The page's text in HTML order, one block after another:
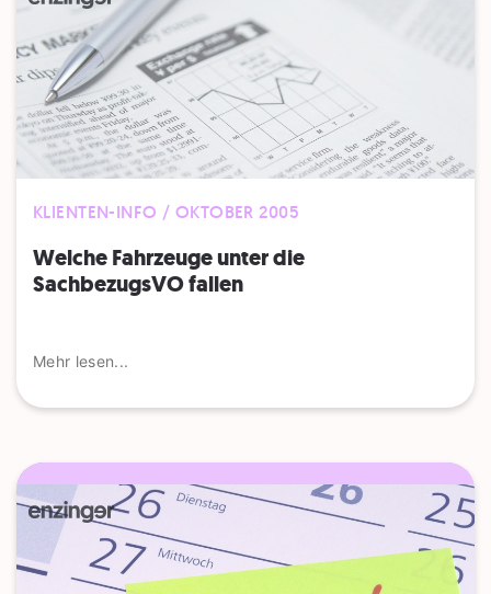
KLIENTEN-INFO / OKTOBER 2005
Welche Fahrzeuge unter die
SachbezugsVO fallen
Mehr lesen...